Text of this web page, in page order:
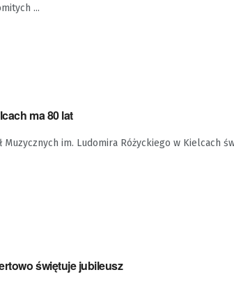
...
ma 80 lat
Muzycznych im. Ludomira Różyckiego w Kielcach
świętuje jubileusz